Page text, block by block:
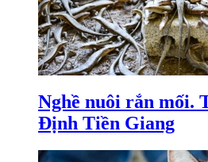
Nghề nuôi rắn mối.
Định Tiền Giang